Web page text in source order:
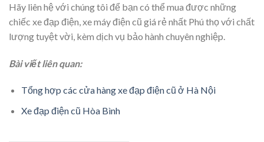
Hãy liên hệ với chúng tôi để bạn có thể mua được những
chiếc xe đạp điện, xe máy điện cũ giá rẻ nhất Phú thọ với chất
lượng tuyệt vời, kèm dịch vụ bảo hành chuyên nghiệp.
Bài viết liên quan:
Tổng hợp các cửa hàng xe đạp điện cũ ở Hà Nội
Xe đạp điện cũ Hòa Bình